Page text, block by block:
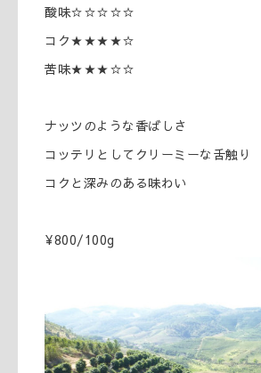
酸味☆☆☆☆☆
コク★★★★☆
苦味★★★☆☆
ナッツのような香ばしさ
コッテリとしてクリーミーな舌触り
コクと深みのある味わい
¥800/100g